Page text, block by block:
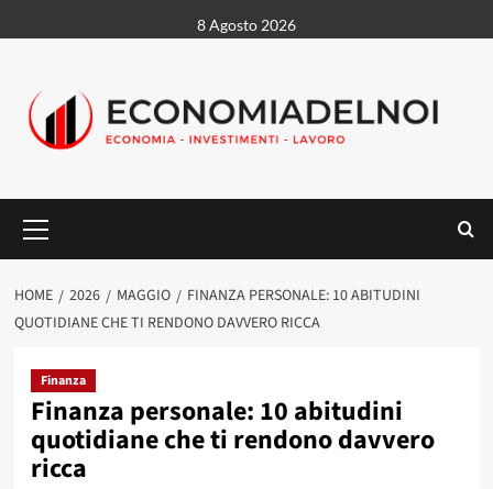
al
8 Agosto 2026
principale
HOME 2026 MAGGIO
FINANZA PERSONALE: 10 ABITUDINI
QUOTIDIANE CHE TI RENDONO DAVVERO RICCA
Finanza
Finanza personale: 10 abitudini
quotidiane che ti rendono davvero
ricca